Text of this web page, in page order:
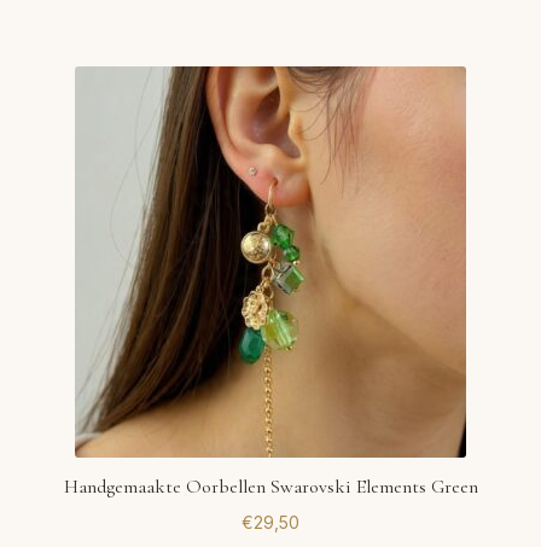
Handgemaakte Oorbellen Swarovski Elements Green
€29,50